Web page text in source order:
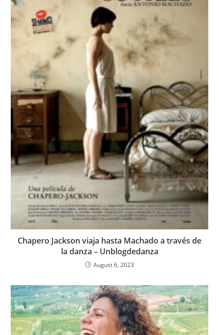
Chapero Jackson viaja hasta Machado a través de
la danza – Unblogdedanza
August 6, 2023